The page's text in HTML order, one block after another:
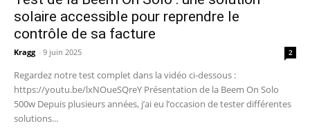
solaire accessible pour reprendre le
contrôle de sa facture
Kragg - 9 juin 2025 2
Regardez notre test complet dans la vidéo ci-dessous :
https://youtu.be/lxNOueSQreY Présentation de la Beem On Solo
500w Depuis plusieurs années, j’ai eu l’occasion de tester différentes
solutions...